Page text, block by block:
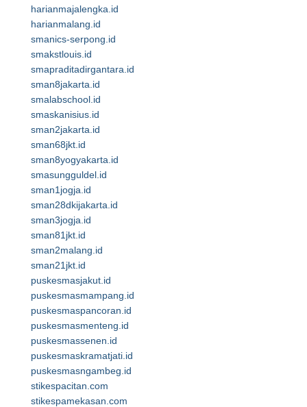
harianmajalengka.id
harianmalang.id
smanics-serpong.id
smakstlouis.id
smapraditadirgantara.id
sman8jakarta.id
smalabschool.id
smaskanisius.id
sman2jakarta.id
sman68jkt.id
sman8yogyakarta.id
smasungguldel.id
sman1jogja.id
sman28dkijakarta.id
sman3jogja.id
sman81jkt.id
sman2malang.id
sman21jkt.id
puskesmasjakut.id
puskesmasmampang.id
puskesmaspancoran.id
puskesmasmenteng.id
puskesmassenen.id
puskesmaskramatjati.id
puskesmasngambeg.id
stikespacitan.com
stikespamekasan.com